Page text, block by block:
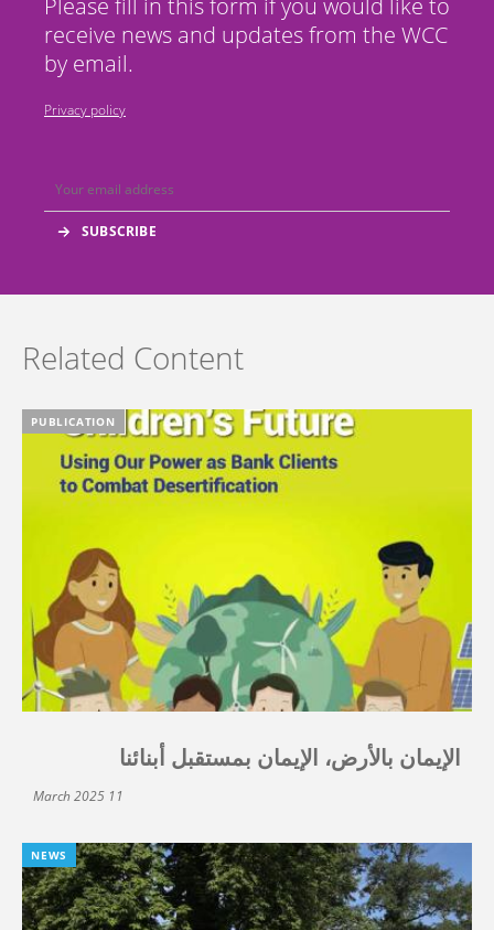
Please fill in this form if you would like to
receive news and updates from the WCC
by email.
Privacy policy
Related Content
PUBLICATION
الإيمان بالأرض، الإيمان بمستقبل أبنائنا
11 March 2025
NEWS